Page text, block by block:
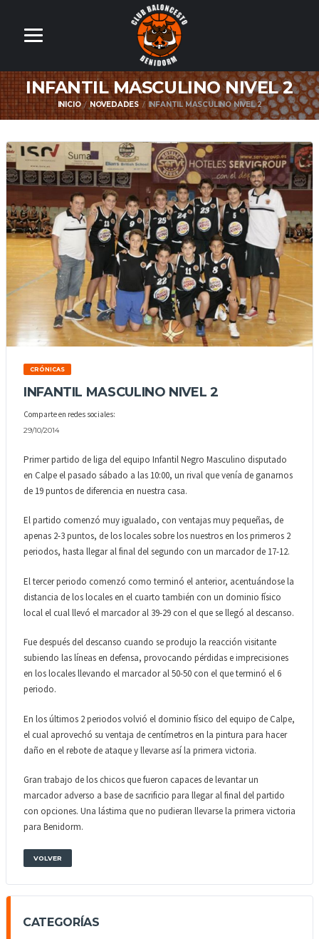
INFANTIL MASCULINO NIVEL 2
INICIO NOVEDADES INFANTIL MASCULINO NIVEL 2
CRÓNICAS
INFANTIL MASCULINO NIVEL 2
Comparte en redes sociales:
29/10/2014
Primer partido de liga del equipo Infantil Negro Masculino disputado
en Calpe el pasado sábado a las 10:00, un rival que venía de ganarnos
de 19 puntos de diferencia en nuestra casa.
El partido comenzó muy igualado, con ventajas muy pequeñas, de
apenas 2-3 puntos, de los locales sobre los nuestros en los primeros 2
periodos, hasta llegar al final del segundo con un marcador de 17-12.
El tercer periodo comenzó como terminó el anterior, acentuándose la
distancia de los locales en el cuarto también con un dominio físico
local el cual llevó el marcador al 39-29 con el que se llegó al descanso.
Fue después del descanso cuando se produjo la reacción visitante
subiendo las líneas en defensa, provocando pérdidas e imprecisiones
en los locales llevando el marcador al 50-50 con el que terminó el 6
periodo.
En los últimos 2 periodos volvió el dominio físico del equipo de Calpe,
el cual aprovechó su ventaja de centímetros en la pintura para hacer
daño en el rebote de ataque y llevarse así la primera victoria.
Gran trabajo de los chicos que fueron capaces de levantar un
marcador adverso a base de sacrificio para llegar al final del partido
con opciones. Una lástima que no pudieran llevarse la primera victoria
para Benidorm.
VOLVER
CATEGORÍAS